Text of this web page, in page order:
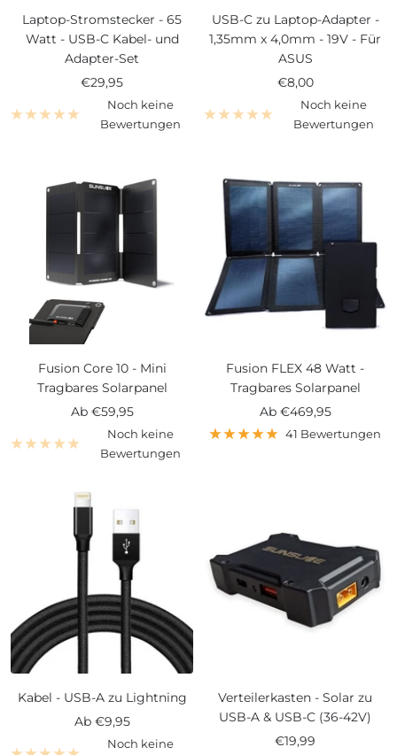
Laptop-Stromstecker - 65
Watt - USB-C Kabel- und
Adapter-Set
Angebotspreis
€29,95
Noch keine
Bewertungen
USB-C zu Laptop-Adapter -
1,35mm x 4,0mm - 19V - Für
ASUS
Angebotspreis
€8,00
Noch keine
Bewertungen
Fusion Core 10 - Mini
Tragbares Solarpanel
Angebotspreis
Ab €59,95
Noch keine
Bewertungen
Fusion FLEX 48 Watt -
Tragbares Solarpanel
Angebotspreis
Ab €469,95
41 Bewertungen
Kabel - USB-A zu Lightning
Angebotspreis
Ab €9,95
Noch keine
Verteilerkasten - Solar zu
USB-A & USB-C (36-42V)
Angebotspreis
€19,99